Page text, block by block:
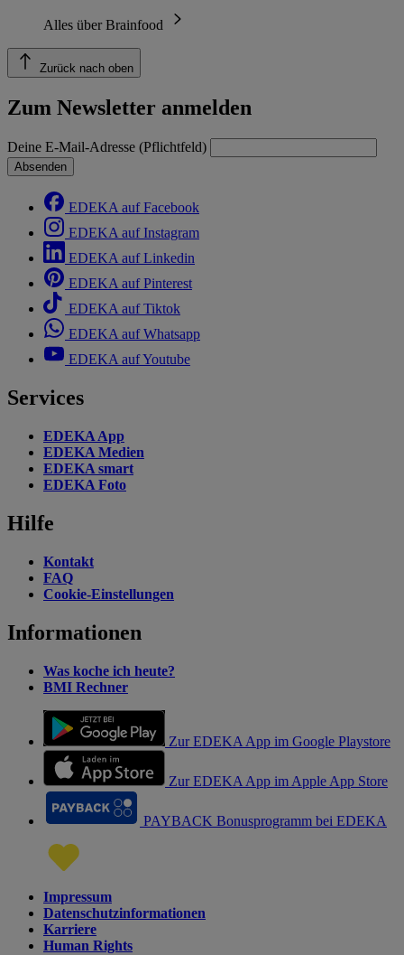
Alles über Brainfood
Zurück nach oben
Zum Newsletter anmelden
Deine E-Mail-Adresse (Pflichtfeld)
Absenden
EDEKA auf Facebook
EDEKA auf Instagram
EDEKA auf Linkedin
EDEKA auf Pinterest
EDEKA auf Tiktok
EDEKA auf Whatsapp
EDEKA auf Youtube
Services
EDEKA App
EDEKA Medien
EDEKA smart
EDEKA Foto
Hilfe
Kontakt
FAQ
Cookie-Einstellungen
Informationen
Was koche ich heute?
BMI Rechner
Zur EDEKA App im Google Playstore
Zur EDEKA App im Apple App Store
PAYBACK Bonusprogramm bei EDEKA
Impressum
Datenschutzinformationen
Karriere
Human Rights